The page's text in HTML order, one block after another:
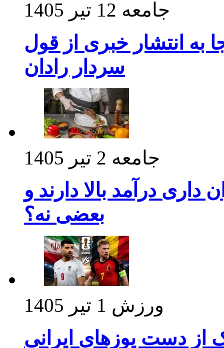
جامعه 12 تیر 1405
به انتشار خبری از قول
سردار رادان
جامعه 2 تیر 1405
درآمد بالا دارند و
بعضی نه؟
ورزش 1 تیر 1405
از دست یوزهای ایرانی